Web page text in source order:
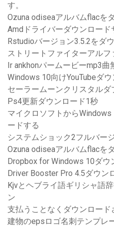
す。
Ozuna odiseaアルバムflacを
Amdドライバーダウンロー
Rstudioバージョン3.5.2をダ
ストリートファイターアルフ
Ir ankhonパームービーmp3
Windows 10向けYouTubeダ
セーラームーンクリスタル
Ps4更新ダウンロード1秒
マイクロソフトから
ードする
システムショック2フルバー
Ozuna odiseaアルバムflacを
Dropbox for Windows 10ダウ
Driver Booster Pro 4.5ダウン
Kjvとヘブライ語ギリシャ語
ン
支払うことなくダウンロード
建物のepsロゴ名刺テンプレ